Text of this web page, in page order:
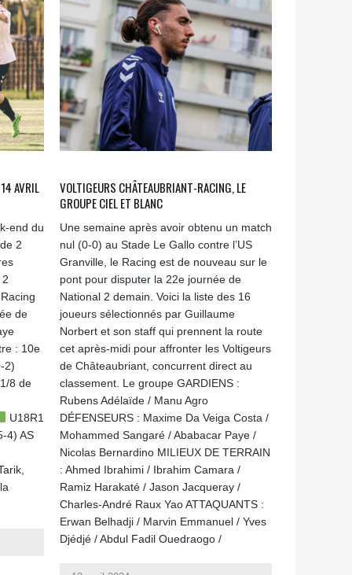
AVRIL
end du
2
de
: 10e
2)
8 de
U18R1
4) AS
VOLTIGEURS CHÂTEAUBRIANT-RACING, LE
GROUPE CIEL ET BLANC
Une semaine après avoir obtenu un match
nul (0-0) au Stade Le Gallo contre l’US
Granville, le Racing est de nouveau sur le
pont pour disputer la 22e journée de
National 2 demain. Voici la liste des 16
joueurs sélectionnés par Guillaume
Norbert et son staff qui prennent la route
cet après-midi pour affronter les Voltigeurs
de Châteaubriant, concurrent direct au
classement. Le groupe GARDIENS :
Rubens Adélaïde / Manu Agro
DÉFENSEURS : Maxime Da Veiga Costa /
Mohammed Sangaré / Ababacar Paye /
Nicolas Bernardino MILIEUX DE TERRAIN
: Ahmed Ibrahimi / Ibrahim Camara /
Ramiz Harakaté / Jason Jacqueray /
Charles-André Raux Yao ATTAQUANTS :
Erwan Belhadji / Marvin Emmanuel / Yves
Djédjé / Abdul Fadil Ouedraogo /